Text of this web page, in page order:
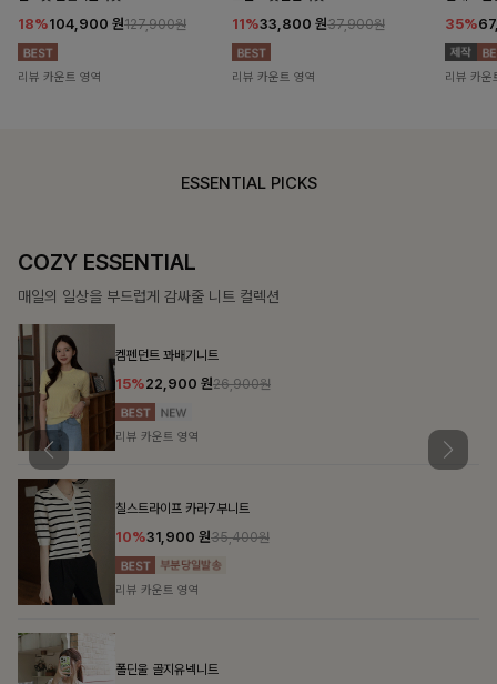
18%104,900 원127,900원
리뷰 카운트 영역
11%33,800 원37,900원
리뷰 카운트 영역
35%
리뷰 카운
ESSENTIAL PICKS
COZY ESSENTIAL
매일의 일상을 부드럽게 감싸줄 니트 컬렉션
켐펜던트 꽈배기니트
15%22,900 원26,900원
리뷰 카운트 영역
칠스트라이프 카라7부니트
10%31,900 원35,400원
리뷰 카운트 영역
폴딘울 골지유넥니트